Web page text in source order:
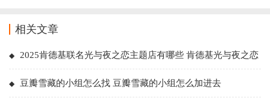
相关文章
2025肯德基联名光与夜之恋主题店有哪些 肯德基光与夜之恋
豆瓣雪藏的小组怎么找 豆瓣雪藏的小组怎么加进去